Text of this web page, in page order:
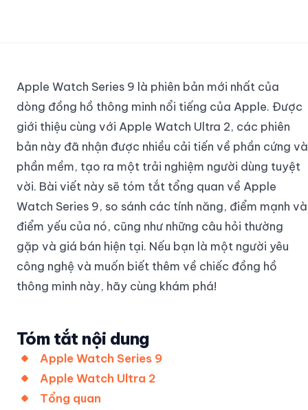
Apple Watch Series 9 là phiên bản mới nhất của
dòng đồng hồ thông minh nổi tiếng của Apple. Được
giới thiệu cùng với Apple Watch Ultra 2, các phiên
bản này đã nhận được nhiều cải tiến về phần cứng và
phần mềm, tạo ra một trải nghiệm người dùng tuyệt
vời. Bài viết này sẽ tóm tắt tổng quan về Apple
Watch Series 9, so sánh các tính năng, điểm mạnh và
điểm yếu của nó, cũng như những câu hỏi thường
gặp và giá bán hiện tại. Nếu bạn là một người yêu
công nghệ và muốn biết thêm về chiếc đồng hồ
thông minh này, hãy cùng khám phá!
Tóm tắt nội dung
Apple Watch Series 9
Apple Watch Ultra 2
Tổng quan